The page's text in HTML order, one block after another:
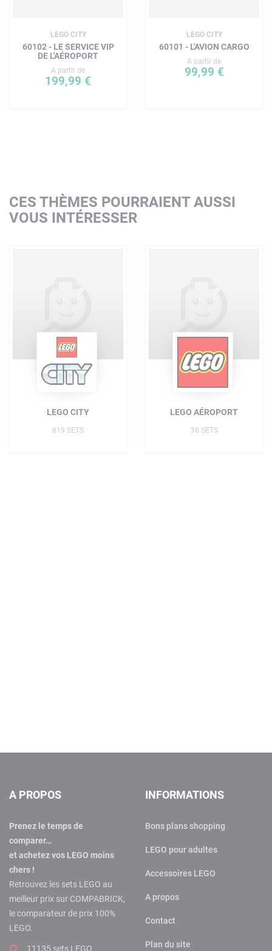
LEGO CITY
60102 - LE SERVICE VIP
DE L'AÉROPORT
A partir de
199,99 €
LEGO CITY
60101 - L'AVION CARGO
A partir de
99,99 €
CES THÈMES POURRAIENT AUSSI
VOUS INTÉRESSER
LEGO CITY
819 SETS
LEGO AÉROPORT
30 SETS
A PROPOS
Prenez le temps de
comparer…
et achetez vos LEGO moins
chers !
Retrouvez les sets LEGO au
meilleur prix sur COMPABRICK,
le comparateur de prix 100%
LEGO.
11135 sets LEGO
INFORMATIONS
Bons plans shopping
LEGO pour adultes
Accessoires LEGO
A propos
Contact
Plan du site